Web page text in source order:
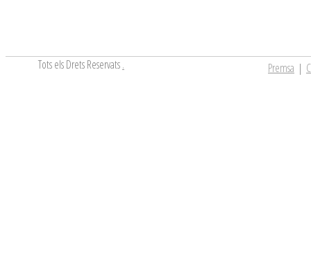
Tots els Drets Reservats. Premsa |